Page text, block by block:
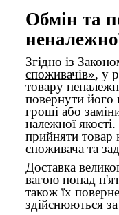
Обмін та
Згідно із
споживачів», у
товару
повернути його
гроші або
належної
прийняти товар
споживача та
Доставка
вагою понад
також їх
здійснюються